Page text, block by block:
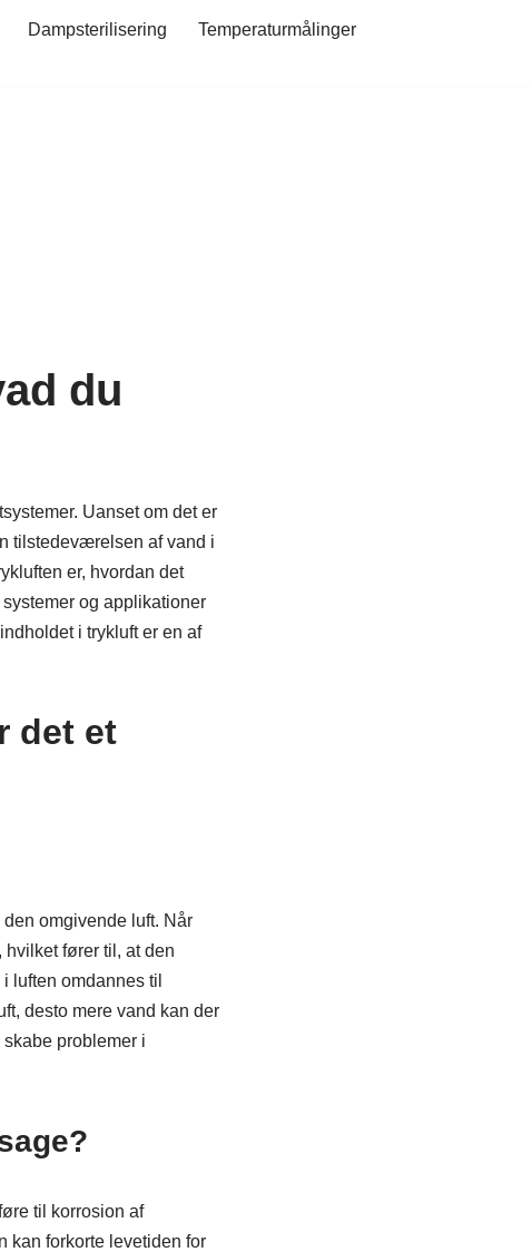
Dampsterilisering
Temperaturmålinger
du
Uanset om det er
tilstedeværelsen af vand i
er, hvordan det
og applikationer
i trykluft er en af
det et
omgivende luft. Når
hvilket fører til, at den
luften omdannes til
desto mere vand kan der
problemer i
til korrosion af
kan forkorte levetiden for